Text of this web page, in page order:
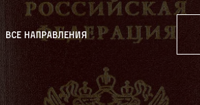
Все направления